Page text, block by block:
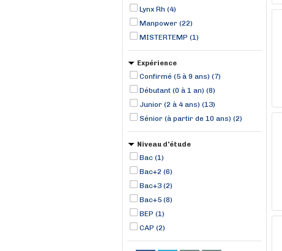
Lynx Rh (4)
Manpower (22)
MISTERTEMP (1)
Expérience
Confirmé (5 à 9 ans) (7)
Débutant (0 à 1 an) (8)
Junior (2 à 4 ans) (13)
Sénior (à partir de 10 ans) (2)
Niveau d'étude
Bac (1)
Bac+2 (6)
Bac+3 (2)
Bac+5 (8)
BEP (1)
CAP (2)